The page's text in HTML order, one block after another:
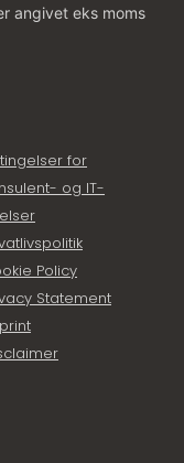
angivet eks moms
for
og IT-
Policy
Statement